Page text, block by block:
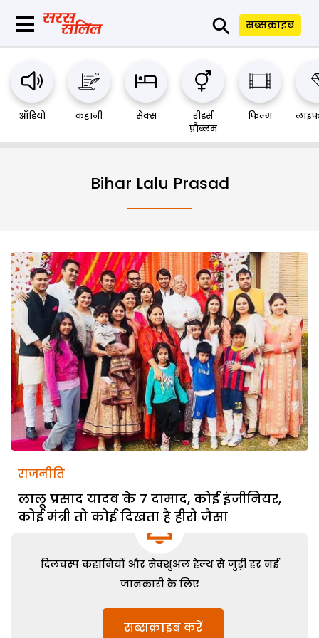
⚲ सब्सक्राइब
ऑडियो कहानी सेक्स
रीडर्स
प्रौब्लम
फिल्म
Bihar Lalu Prasad
राजनीति
लालू प्रसाद यादव के 7 दामाद, कोई इंजीनियर,
कोई मंत्री तो कोई दिखता है हीरो जैसा
दिलचस्प कहानियों और सेक्शुअल हेल्थ से जुड़ी हर नई
जानकारी के लिए
सब्सक्राइब करें